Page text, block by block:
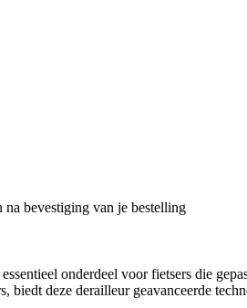
na bevestiging van je bestelling
onderdeel voor fietsers die
biedt deze derailleur geavanceerde